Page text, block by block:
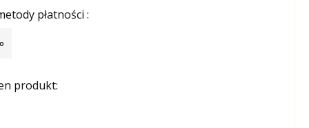
płatności :
produkt: